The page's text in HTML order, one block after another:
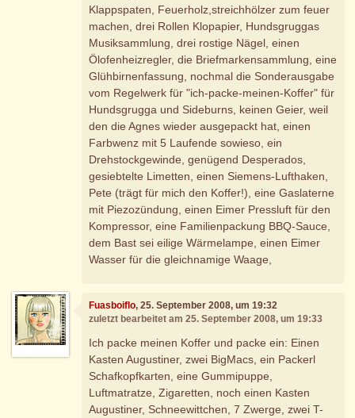
Klappspaten, Feuerholz,streichhölzer zum feuer
machen, drei Rollen Klopapier, Hundsgruggas
Musiksammlung, drei rostige Nägel, einen
Ölofenheizregler, die Briefmarkensammlung, eine
Glühbirnenfassung, nochmal die Sonderausgabe
vom Regelwerk für "ich-packe-meinen-Koffer" für
Hundsgrugga und Sideburns, keinen Geier, weil
den die Agnes wieder ausgepackt hat, einen
Farbwenz mit 5 Laufende sowieso, ein
Drehstockgewinde, genügend Desperados,
gesiebtelte Limetten, einen Siemens-Lufthaken,
Pete (trägt für mich den Koffer!), eine Gaslaterne
mit Piezozündung, einen Eimer Pressluft für den
Kompressor, eine Familienpackung BBQ-Sauce,
dem Bast sei eilige Wärmelampe, einen Eimer
Wasser für die gleichnamige Waage,
Fuasboiflo, 25. September 2008, um 19:32
zuletzt bearbeitet am 25. September 2008, um 19:33
Ich packe meinen Koffer und packe ein: Einen
Kasten Augustiner, zwei BigMacs, ein Packerl
Schafkopfkarten, eine Gummipuppe,
Luftmatratze, Zigaretten, noch einen Kasten
Augustiner, Schneewittchen, 7 Zwerge, zwei T-